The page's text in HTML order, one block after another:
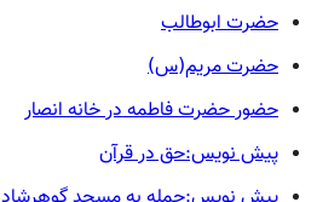
حضرت ابوطالب
حضرت مریم(س)
حضور حضرت فاطمه در خانه انصار
پیش نویس:حق در قرآن